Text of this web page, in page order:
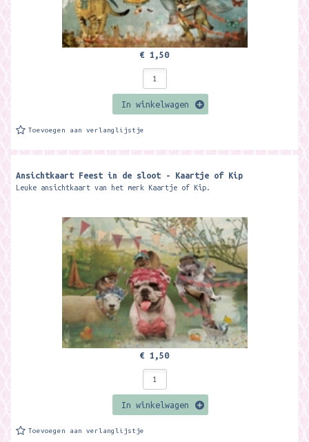
€ 1,50
In winkelwagen
Toevoegen aan verlanglijstje
Ansichtkaart Feest in de sloot - Kaartje of Kip
Leuke ansichtkaart van het merk Kaartje of Kip.
€ 1,50
In winkelwagen
Toevoegen aan verlanglijstje